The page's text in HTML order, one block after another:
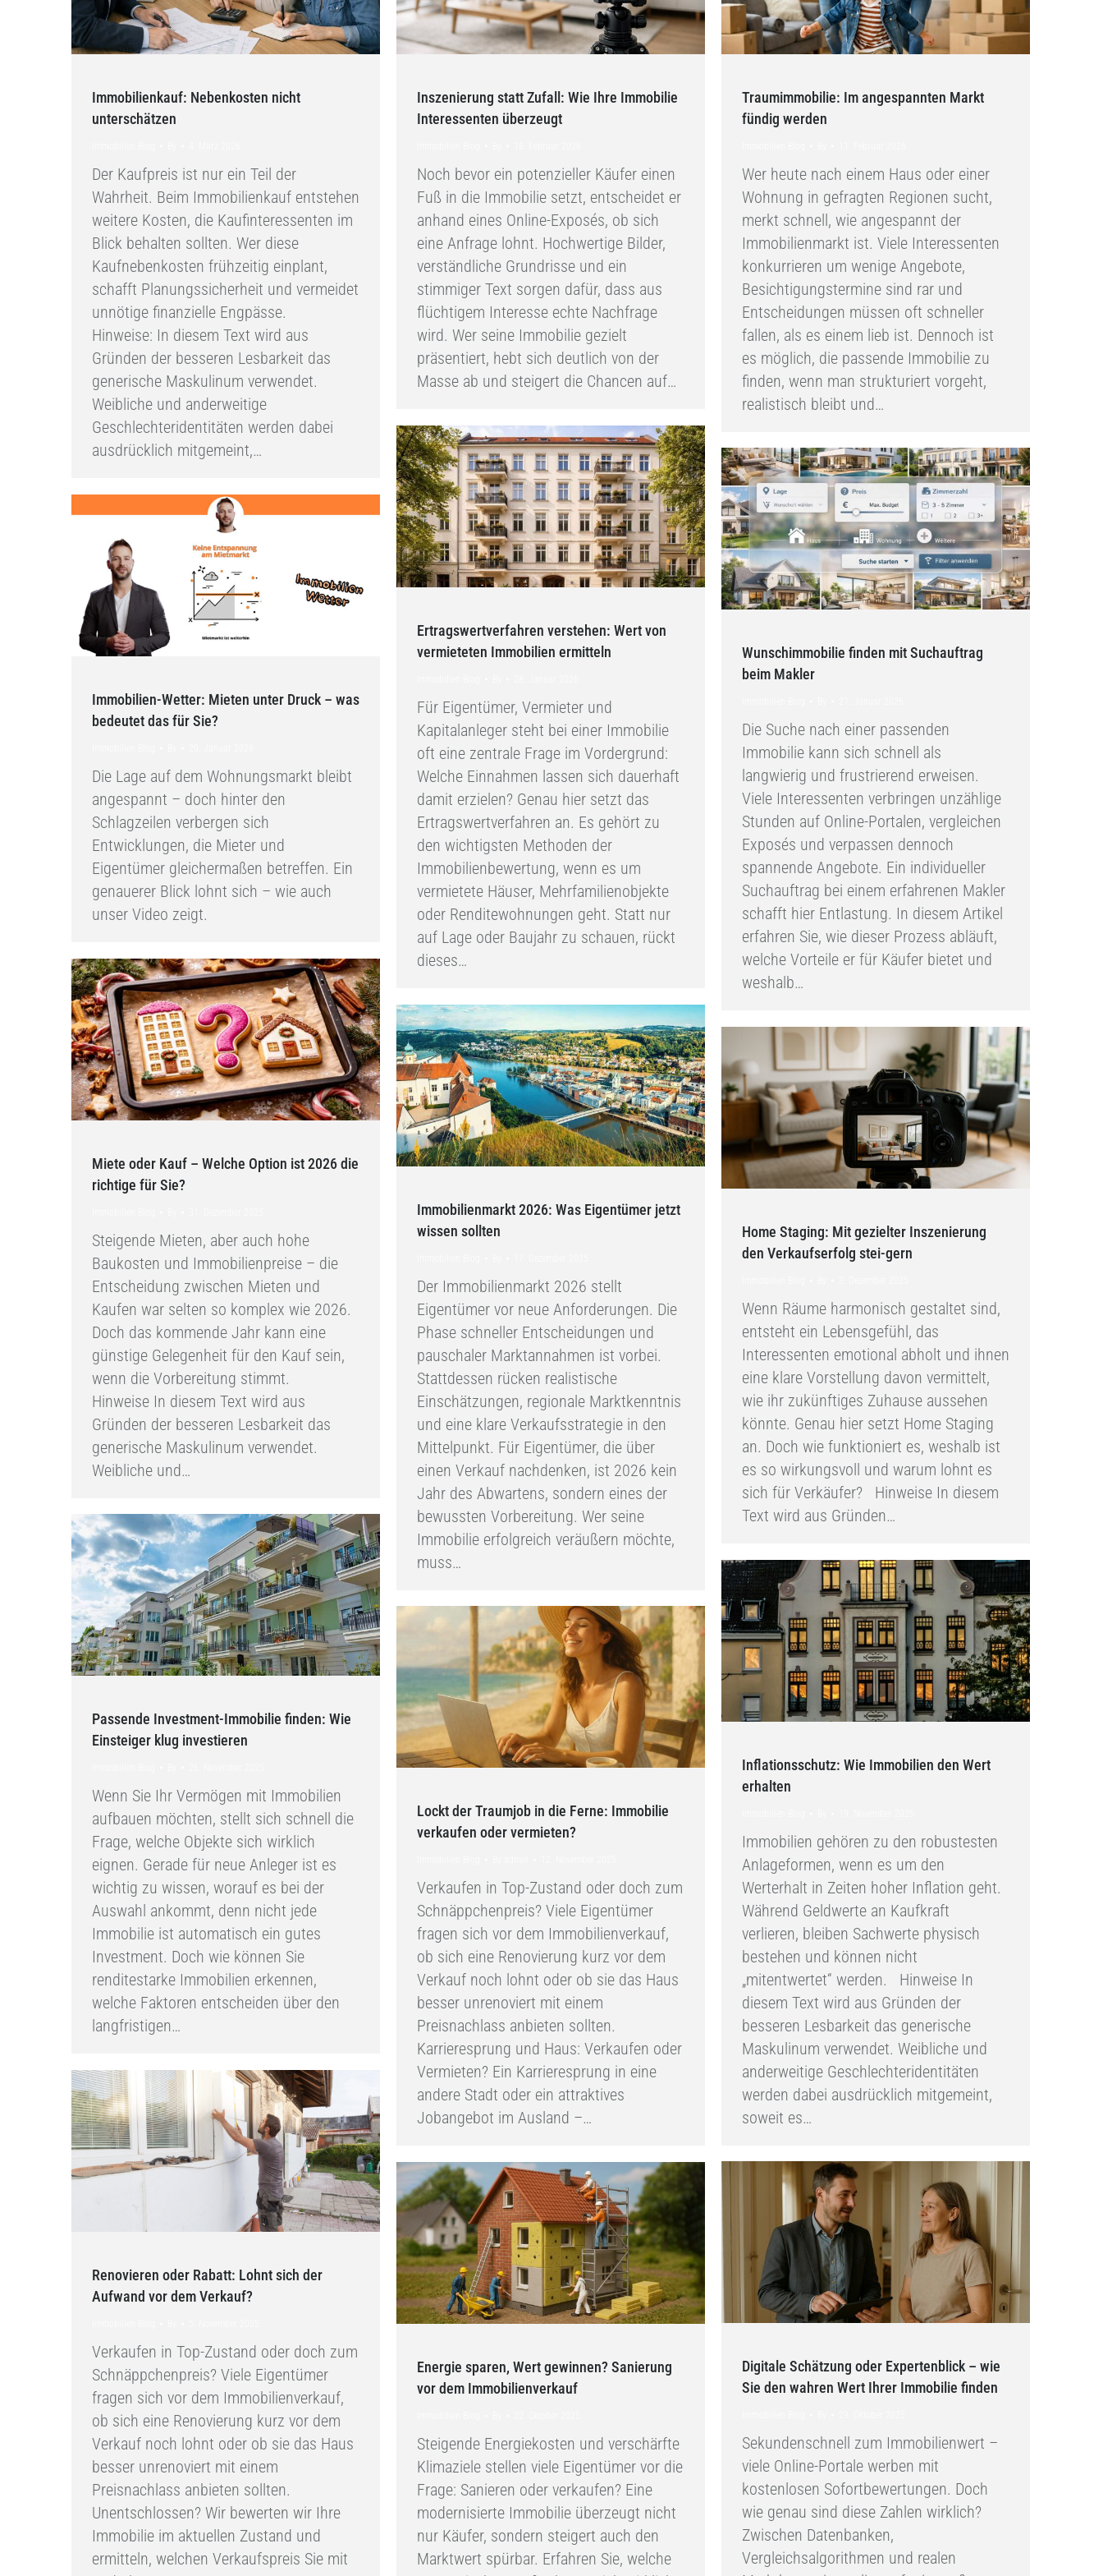
Immobilienkauf: Nebenkosten nicht
unterschätzen
Der Kaufpreis ist nur ein Teil der
Wahrheit. Beim Immobilienkauf entstehen
weitere Kosten, die Kaufinteressenten im
Blick behalten sollten. Wer diese
Kaufnebenkosten frühzeitig einplant,
schafft Planungssicherheit und vermeidet
unnötige finanzielle Engpässe.
Hinweise: In diesem Text wird aus
Gründen der besseren Lesbarkeit das
generische Maskulinum verwendet.
Weibliche und anderweitige
Geschlechteridentitäten werden dabei
ausdrücklich mitgemeint,…
Inszenierung statt Zufall: Wie Ihre Immobilie
Interessenten überzeugt
Noch bevor ein potenzieller Käufer einen
Fuß in die Immobilie setzt, entscheidet er
anhand eines Online-Exposés, ob sich
eine Anfrage lohnt. Hochwertige Bilder,
verständliche Grundrisse und ein
stimmiger Text sorgen dafür, dass aus
flüchtigem Interesse echte Nachfrage
wird. Wer seine Immobilie gezielt
präsentiert, hebt sich deutlich von der
Masse ab und steigert die Chancen auf…
Traumimmobilie: Im angespannten Markt
fündig werden
Wer heute nach einem Haus oder einer
Wohnung in gefragten Regionen sucht,
merkt schnell, wie angespannt der
Immobilienmarkt ist. Viele Interessenten
konkurrieren um wenige Angebote,
Besichtigungstermine sind rar und
Entscheidungen müssen oft schneller
fallen, als es einem lieb ist. Dennoch ist
es möglich, die passende Immobilie zu
finden, wenn man strukturiert vorgeht,
realistisch bleibt und…
Ertragswertverfahren verstehen: Wert von
vermieteten Immobilien ermitteln
Für Eigentümer, Vermieter und
Kapitalanleger steht bei einer Immobilie
oft eine zentrale Frage im Vordergrund:
Welche Einnahmen lassen sich dauerhaft
damit erzielen? Genau hier setzt das
Ertragswertverfahren an. Es gehört zu
den wichtigsten Methoden der
Immobilienbewertung, wenn es um
vermietete Häuser, Mehrfamilienobjekte
oder Renditewohnungen geht. Statt nur
auf Lage oder Baujahr zu schauen, rückt
dieses…
Wunschimmobilie finden mit Suchauftrag
beim Makler
Die Suche nach einer passenden
Immobilie kann sich schnell als
langwierig und frustrierend erweisen.
Viele Interessenten verbringen unzählige
Stunden auf Online-Portalen, vergleichen
Exposés und verpassen dennoch
spannende Angebote. Ein individueller
Suchauftrag bei einem erfahrenen Makler
schafft hier Entlastung. In diesem Artikel
erfahren Sie, wie dieser Prozess abläuft,
welche Vorteile er für Käufer bietet und
weshalb…
Immobilien-Wetter: Mieten unter Druck – was
bedeutet das für Sie?
Die Lage auf dem Wohnungsmarkt bleibt
angespannt – doch hinter den
Schlagzeilen verbergen sich
Entwicklungen, die Mieter und
Eigentümer gleichermaßen betreffen. Ein
genauerer Blick lohnt sich – wie auch
unser Video zeigt.
Miete oder Kauf – Welche Option ist 2026 die
richtige für Sie?
Steigende Mieten, aber auch hohe
Baukosten und Immobilienpreise – die
Entscheidung zwischen Mieten und
Kaufen war selten so komplex wie 2026.
Doch das kommende Jahr kann eine
günstige Gelegenheit für den Kauf sein,
wenn die Vorbereitung stimmt.
Hinweise In diesem Text wird aus
Gründen der besseren Lesbarkeit das
generische Maskulinum verwendet.
Weibliche und…
Immobilienmarkt 2026: Was Eigentümer jetzt
wissen sollten
Der Immobilienmarkt 2026 stellt
Eigentümer vor neue Anforderungen. Die
Phase schneller Entscheidungen und
pauschaler Marktannahmen ist vorbei.
Stattdessen rücken realistische
Einschätzungen, regionale Marktkenntnis
und eine klare Verkaufsstrategie in den
Mittelpunkt. Für Eigentümer, die über
einen Verkauf nachdenken, ist 2026 kein
Jahr des Abwartens, sondern eines der
bewussten Vorbereitung. Wer seine
Immobilie erfolgreich veräußern möchte,
muss…
Home Staging: Mit gezielter Inszenierung
den Verkaufserfolg stei-gern
Wenn Räume harmonisch gestaltet sind,
entsteht ein Lebensgefühl, das
Interessenten emotional abholt und ihnen
eine klare Vorstellung davon vermittelt,
wie ihr zukünftiges Zuhause aussehen
könnte. Genau hier setzt Home Staging
an. Doch wie funktioniert es, weshalb ist
es so wirkungsvoll und warum lohnt es
sich für Verkäufer? Hinweise In diesem
Text wird aus Gründen…
Passende Investment-Immobilie finden: Wie
Einsteiger klug investieren
Wenn Sie Ihr Vermögen mit Immobilien
aufbauen möchten, stellt sich schnell die
Frage, welche Objekte sich wirklich
eignen. Gerade für neue Anleger ist es
wichtig zu wissen, worauf es bei der
Auswahl ankommt, denn nicht jede
Immobilie ist automatisch ein gutes
Investment. Doch wie können Sie
renditestarke Immobilien erkennen,
welche Faktoren entscheiden über den
langfristigen…
Inflationsschutz: Wie Immobilien den Wert
erhalten
Immobilien gehören zu den robustesten
Anlageformen, wenn es um den
Werterhalt in Zeiten hoher Inflation geht.
Während Geldwerte an Kaufkraft
verlieren, bleiben Sachwerte physisch
bestehen und können nicht
„mitentwertet“ werden. Hinweise In
diesem Text wird aus Gründen der
besseren Lesbarkeit das generische
Maskulinum verwendet. Weibliche und
anderweitige Geschlechteridentitäten
werden dabei ausdrücklich mitgemeint,
soweit es…
Lockt der Traumjob in die Ferne: Immobilie
verkaufen oder vermieten?
Verkaufen in Top-Zustand oder doch zum
Schnäppchenpreis? Viele Eigentümer
fragen sich vor dem Immobilienverkauf,
ob sich eine Renovierung kurz vor dem
Verkauf noch lohnt oder ob sie das Haus
besser unrenoviert mit einem
Preisnachlass anbieten sollten.
Karrieresprung und Haus: Verkaufen oder
Vermieten? Ein Karrieresprung in eine
andere Stadt oder ein attraktives
Jobangebot im Ausland –…
Renovieren oder Rabatt: Lohnt sich der
Aufwand vor dem Verkauf?
Verkaufen in Top-Zustand oder doch zum
Schnäppchenpreis? Viele Eigentümer
fragen sich vor dem Immobilienverkauf,
ob sich eine Renovierung kurz vor dem
Verkauf noch lohnt oder ob sie das Haus
besser unrenoviert mit einem
Preisnachlass anbieten sollten.
Unentschlossen? Wir bewerten wir Ihre
Immobilie im aktuellen Zustand und
ermitteln, welchen Verkaufspreis Sie mit
Digitale Schätzung oder Expertenblick – wie
Sie den wahren Wert Ihrer Immobilie finden
Sekundenschnell zum Immobilienwert –
viele Online-Portale werben mit
kostenlosen Sofortbewertungen. Doch
wie genau sind diese Zahlen wirklich?
Zwischen Datenbanken,
Vergleichsalgorithmen und realen
Energie sparen, Wert gewinnen? Sanierung
vor dem Immobilienverkauf
Steigende Energiekosten und verschärfte
Klimaziele stellen viele Eigentümer vor die
Frage: Sanieren oder verkaufen? Eine
modernisierte Immobilie überzeugt nicht
nur Käufer, sondern steigert auch den
Marktwert spürbar. Erfahren Sie, welche